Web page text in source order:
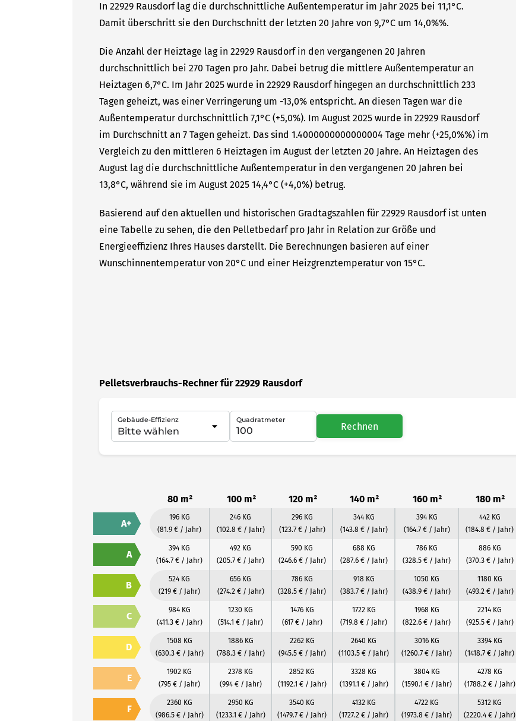
In 22929 Rausdorf lag die durchschnittliche Außentemperatur im Jahr 2025 bei 11,1°C.
Damit überschritt sie den Durchschnitt der letzten 20 Jahre von 9,7°C um 14,0%%.
Die Anzahl der Heiztage lag in 22929 Rausdorf in den vergangenen 20 Jahren
durchschnittlich bei 270 Tagen pro Jahr. Dabei betrug die mittlere Außentemperatur an
Heiztagen 6,7°C. Im Jahr 2025 wurde in 22929 Rausdorf hingegen an durchschnittlich 233
Tagen geheizt, was einer Verringerung um -13,0% entspricht. An diesen Tagen war die
Außentemperatur durchschnittlich 7,1°C (+5,0%). Im August 2025 wurde in 22929 Rausdorf
im Durchschnitt an 7 Tagen geheizt. Das sind 1.4000000000000004 Tage mehr (+25,0%%) im
Vergleich zu den mittleren 6 Heiztagen im August der letzten 20 Jahre. An Heiztagen des
August lag die durchschnittliche Außentemperatur in den vergangenen 20 Jahren bei
13,8°C, während sie im August 2025 14,4°C (+4,0%) betrug.
Basierend auf den aktuellen und historischen Gradtagszahlen für 22929 Rausdorf ist unten
eine Tabelle zu sehen, die den Pelletbedarf pro Jahr in Relation zur Größe und
Energieeffizienz Ihres Hauses darstellt. Die Berechnungen basieren auf einer
Wunschinnentemperatur von 20°C und einer Heizgrenztemperatur von 15°C.
Pelletsverbrauchs-Rechner für 22929 Rausdorf
Gebäude-Effizienz Quadratmeter
Rechnen
80 m² 100 m² 120 m² 140 m² 160 m² 180 m²
A+
196 KG
(81.9 € / Jahr)
246 KG
(102.8 € / Jahr)
296 KG
(123.7 € / Jahr)
344 KG
(143.8 € / Jahr)
394 KG
(164.7 € / Jahr)
442 KG
(184.8 € / Jahr)
A
394 KG
(164.7 € / Jahr)
492 KG
(205.7 € / Jahr)
590 KG
(246.6 € / Jahr)
688 KG
(287.6 € / Jahr)
786 KG
(328.5 € / Jahr)
886 KG
(370.3 € / Jahr)
B
524 KG
(219 € / Jahr)
656 KG
(274.2 € / Jahr)
786 KG
(328.5 € / Jahr)
918 KG
(383.7 € / Jahr)
1050 KG
(438.9 € / Jahr)
1180 KG
(493.2 € / Jahr)
C
984 KG
(411.3 € / Jahr)
1230 KG
(514.1 € / Jahr)
1476 KG
(617 € / Jahr)
1722 KG
(719.8 € / Jahr)
1968 KG
(822.6 € / Jahr)
2214 KG
(925.5 € / Jahr)
D
1508 KG
(630.3 € / Jahr)
1886 KG
(788.3 € / Jahr)
2262 KG
(945.5 € / Jahr)
2640 KG
(1103.5 € / Jahr)
3016 KG
(1260.7 € / Jahr)
3394 KG
(1418.7 € / Jahr)
E
1902 KG
(795 € / Jahr)
2378 KG
(994 € / Jahr)
2852 KG
(1192.1 € / Jahr)
3328 KG
(1391.1 € / Jahr)
3804 KG
(1590.1 € / Jahr)
4278 KG
(1788.2 € / Jahr)
F
2360 KG
(986.5 € / Jahr)
2950 KG
(1233.1 € / Jahr)
3540 KG
(1479.7 € / Jahr)
4132 KG
(1727.2 € / Jahr)
4722 KG
(1973.8 € / Jahr)
5312 KG
(2220.4 € / Jahr)